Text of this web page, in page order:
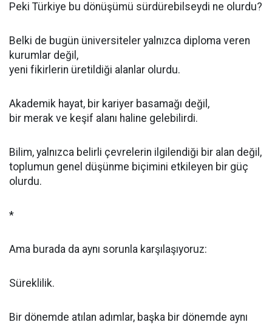
Peki Türkiye bu dönüşümü sürdürebilseydi ne olurdu?
Belki de bugün üniversiteler yalnızca diploma veren
kurumlar değil,
yeni fikirlerin üretildiği alanlar olurdu.
Akademik hayat, bir kariyer basamağı değil,
bir merak ve keşif alanı haline gelebilirdi.
Bilim, yalnızca belirli çevrelerin ilgilendiği bir alan değil,
toplumun genel düşünme biçimini etkileyen bir güç
olurdu.
*
Ama burada da aynı sorunla karşılaşıyoruz:
Süreklilik.
Bir dönemde atılan adımlar, başka bir dönemde aynı